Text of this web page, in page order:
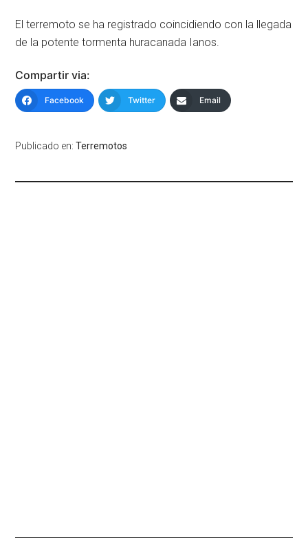
El terremoto se ha registrado coincidiendo con la llegada
de la potente tormenta huracanada Ianos.
Compartir via:
Facebook Twitter Email
Publicado en:Terremotos